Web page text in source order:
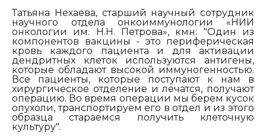
Татьяна Нехаева, старший научный сотрудник
научного отдела онкоиммунологии «НИИ
онкологии им. Н.Н. Петрова», кмн: "Один из
компонентов вакцины - это периферическая
кровь каждого пациента и для активации
дендритных клеток используются антигены,
которые обладают высокой иммуногенностью.
Все пациенты, которые поступают к нам в
хирургическое отделение и лечатся, получают
операцию. Во время операции мы берем кусок
опухоли, транспортируем его в отдел и из этого
образца стараемся получить клеточную
культуру".